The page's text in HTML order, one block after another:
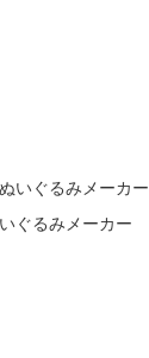
いぐるみメーカー
ぐるみメーカー